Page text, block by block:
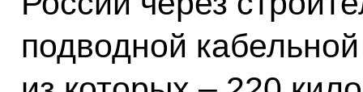
подводной